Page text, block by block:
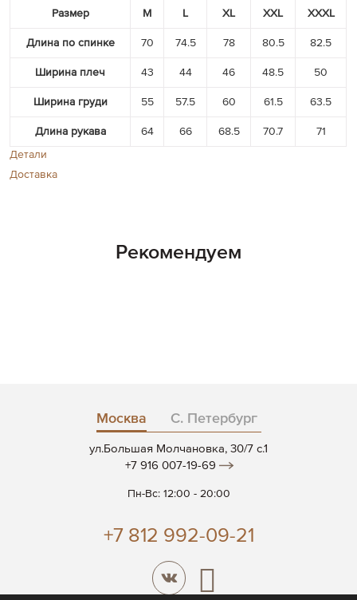
Размер M L XL XXL XXXL
Длина по спинке 70 74.5 78 80.5 82.5
Ширина плеч 43 44 46 48.5 50
Ширина груди 55 57.5 60 61.5 63.5
Длина рукава 64 66 68.5 70.7 71
Детали
Доставка
Рекомендуем
Москва С. Петербург
ул.Большая Молчановка, 30/7 c.1
+7 916 007-19-69
Пн-Вс: 12:00 - 20:00
+7 812 992-09-21